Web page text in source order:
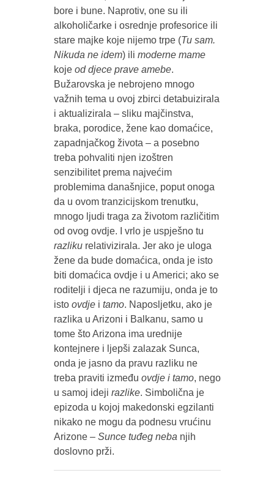
bore i bune. Naprotiv, one su ili
alkoholičarke i osrednje profesorice ili
stare majke koje nijemo trpe (Tu sam.
Nikuda ne idem) ili moderne mame
koje od djece prave amebe.
Bužarovska je nebrojeno mnogo
važnih tema u ovoj zbirci detabuizirala
i aktualizirala – sliku majčinstva,
braka, porodice, žene kao domaćice,
zapadnjačkog života – a posebno
treba pohvaliti njen izoštren
senzibilitet prema najvećim
problemima današnjice, poput onoga
da u ovom tranzicijskom trenutku,
mnogo ljudi traga za životom različitim
od ovog ovdje. I vrlo je uspješno tu
razliku relativizirala. Jer ako je uloga
žene da bude domaćica, onda je isto
biti domaćica ovdje i u Americi; ako se
roditelji i djeca ne razumiju, onda je to
isto ovdjei tamo. Naposljetku, ako je
razlika u Arizoni i Balkanu, samo u
tome što Arizona ima urednije
kontejnere i ljepši zalazak Sunca,
onda je jasno da pravu razliku ne
treba praviti između ovdje i tamo, nego
u samoj ideji razlike. Simbolična je
epizoda u kojoj makedonski egzilanti
nikako ne mogu da podnesu vrućinu
Arizone – Sunce tuđeg neba njih
doslovno prži.